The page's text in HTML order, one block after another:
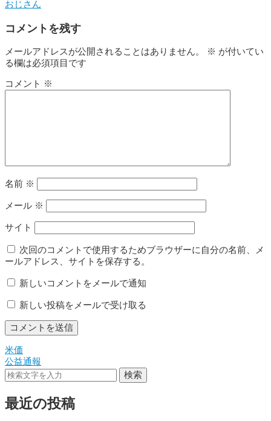
おじさん
コメントを残す
メールアドレスが公開されることはありません。 ※ が付いてい
る欄は必須項目です
コメント ※
名前 ※
メール ※
サイト
次回のコメントで使用するためブラウザーに自分の名前、メ
ールアドレス、サイトを保存する。
新しいコメントをメールで通知
新しい投稿をメールで受け取る
投
稿
ビ
米価
公益通報
検索
最近の投稿